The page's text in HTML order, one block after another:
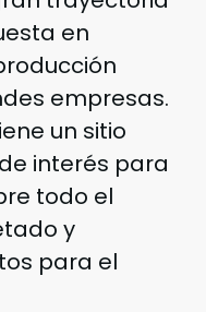
en
empresas.
un sitio
interés para
todo el
y
para el